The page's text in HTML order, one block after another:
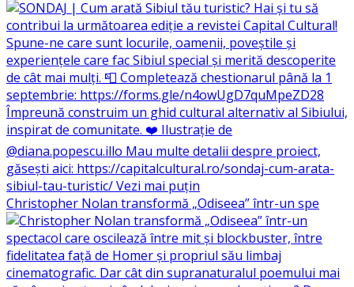
Christopher Nolan transformă „Odiseea” într-un spe